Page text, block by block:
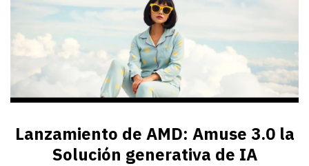
Lanzamiento de AMD: Amuse 3.0 la
Solución generativa de IA